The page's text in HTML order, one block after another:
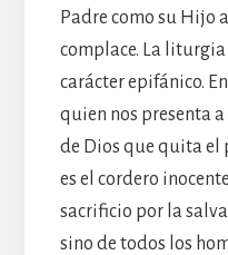
Padre como su Hijo
complace. La
carácter epifánico.
quien nos presenta a
de Dios que quita el
es el cordero
sacrificio por la
sino de todos los